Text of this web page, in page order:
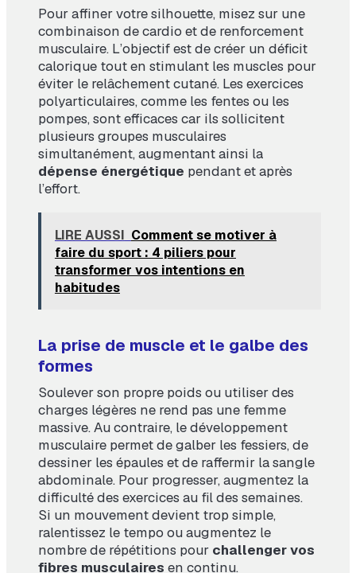
Pour affiner votre silhouette, misez sur une
combinaison de cardio et de renforcement
musculaire. L’objectif est de créer un déficit
calorique tout en stimulant les muscles pour
éviter le relâchement cutané. Les exercices
polyarticulaires, comme les fentes ou les
pompes, sont efficaces car ils sollicitent
plusieurs groupes musculaires
simultanément, augmentant ainsi la
dépense énergétique pendant et après
l’effort.
LIRE AUSSI Comment se motiver à
faire du sport : 4 piliers pour
transformer vos intentions en
habitudes
La prise de muscle et le galbe des
formes
Soulever son propre poids ou utiliser des
charges légères ne rend pas une femme
massive. Au contraire, le développement
musculaire permet de galber les fessiers, de
dessiner les épaules et de raffermir la sangle
abdominale. Pour progresser, augmentez la
difficulté des exercices au fil des semaines.
Si un mouvement devient trop simple,
ralentissez le tempo ou augmentez le
nombre de répétitions pour challenger vos
fibres musculaires en continu.